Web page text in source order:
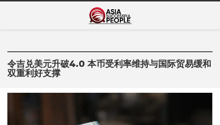
Asia Successful
People
令吉兑美元升破4.0 本币受利率维持与国际贸易缓和
双重利好支撑